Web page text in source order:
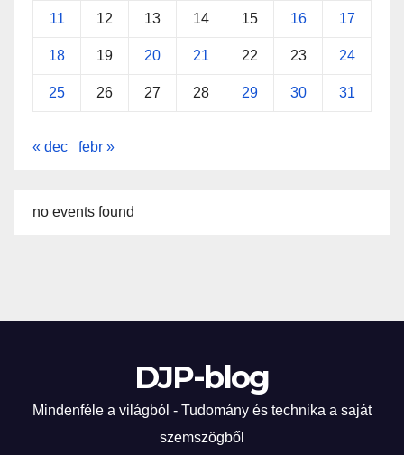
11 12 13 14 15 16 17
18 19 20 21 22 23 24
25 26 27 28 29 30 31
« dec febr »
no events found
DJP-blog
Mindenféle a világból - Tudomány és technika a saját
szemszögből